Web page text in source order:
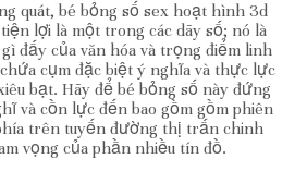
quát, bé bỏng số sex hoạt hình 3d
lợi là một trong các dãy số; nó là
đấy của văn hóa và trọng điểm linh
cụm đặc biệt ý nghĩa và thực lực
bạt. Hãy để bé bỏng số này đứng
và cồn lực đến bao gồm gồm phiên
trên tuyến đường thị trấn chinh
vọng của phần nhiều tín đồ.